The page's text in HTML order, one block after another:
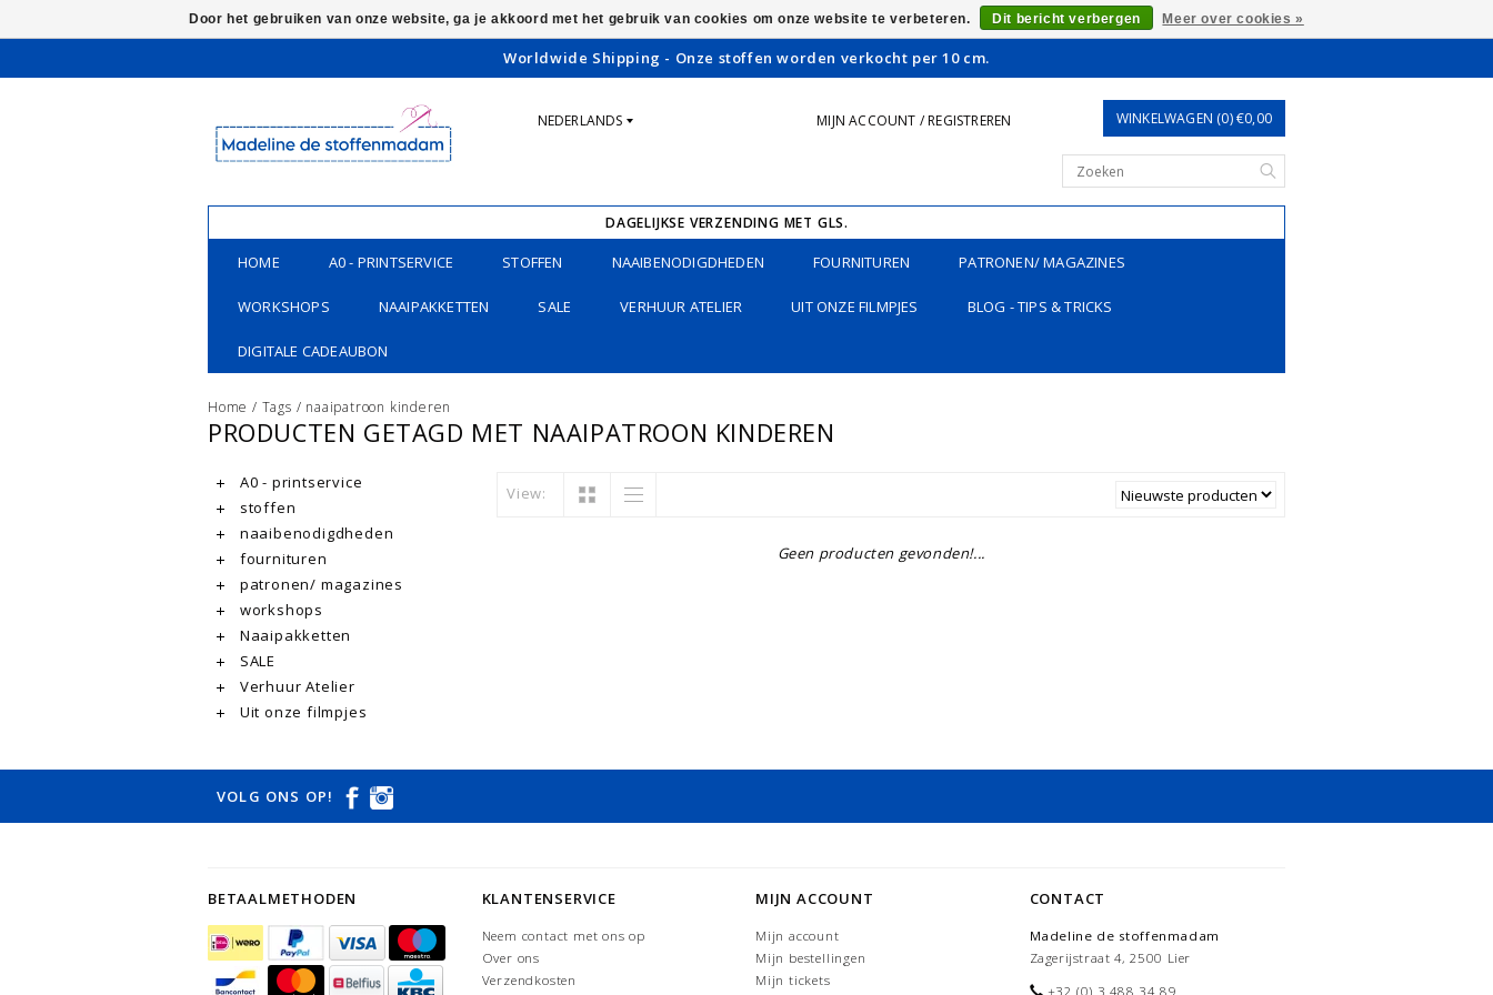
Worldwide Shipping - Onze stoffen worden verkocht per 10 cm.
NEDERLANDS MIJN ACCOUNT / REGISTREREN WINKELWAGEN (0) €0,00
DAGELIJKSE VERZENDING MET GLS.
HOME A0 - PRINTSERVICE STOFFEN NAAIBENODIGDHEDEN FOURNITUREN PATRONEN/ MAGAZINES
WORKSHOPS NAAIPAKKETTEN SALE VERHUUR ATELIER UIT ONZE FILMPJES BLOG - TIPS & TRICKS
DIGITALE CADEAUBON
Home / Tags / naaipatroon kinderen
PRODUCTEN GETAGD MET NAAIPATROON KINDEREN
A0 - printservice
stoffen
naaibenodigdheden
fournituren
patronen/ magazines
workshops
Naaipakketten
SALE
Verhuur Atelier
Uit onze filmpjes
View:
Geen producten gevonden!...
VOLG ONS OP!
BETAALMETHODEN KLANTENSERVICE
Neem contact met ons op
Over ons
Verzendkosten
MIJN ACCOUNT
Mijn account
Mijn bestellingen
Mijn tickets
CONTACT
Madeline de stoffenmadam
Zagerijstraat 4, 2500 Lier
+32 (0) 3 488 34 89
Door het gebruiken van onze website, ga je akkoord met het gebruik van cookies om onze website te verbeteren. Dit bericht verbergen Meer over cookies »